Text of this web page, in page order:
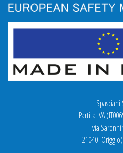
Spasciani
Partita IVA
via
21040